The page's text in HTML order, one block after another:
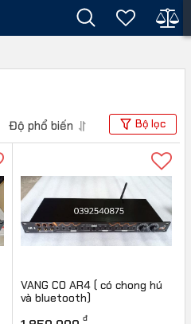
Độ phổ biến Bộ lọc
VANG CO AR4 ( có chong hú
và bluetooth)
đ